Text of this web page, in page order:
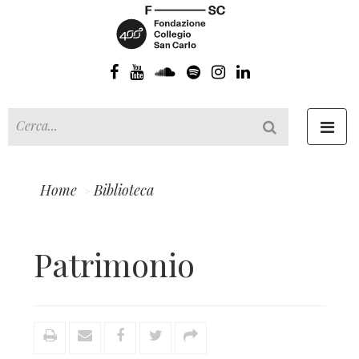
Home Biblioteca
Patrimonio